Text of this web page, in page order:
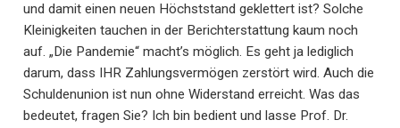
und damit einen neuen Höchststand geklettert ist? Solche
Kleinigkeiten tauchen in der Berichterstattung kaum noch
auf. „Die Pandemie“ macht’s möglich. Es geht ja lediglich
darum, dass IHR Zahlungsvermögen zerstört wird. Auch die
Schuldenunion ist nun ohne Widerstand erreicht. Was das
bedeutet, fragen Sie? Ich bin bedient und lasse Prof. Dr.